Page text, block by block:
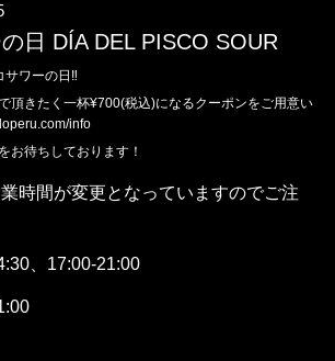
日 DÍA DEL PISCO SOUR
サワーの日‼︎
頂きたく一杯¥700(税込)になるクーポンをご用意い
info
お待ちしております！
時間が変更となっていますのでご注
17:00-21:00